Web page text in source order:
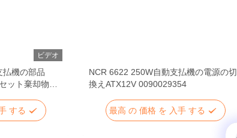
ビデオ
機の部品
ット棄却物の
する
NCR 6622 250W自動支払機の電源の切
換えATX12V 0090029354
最高 の 価格 を 入手 する